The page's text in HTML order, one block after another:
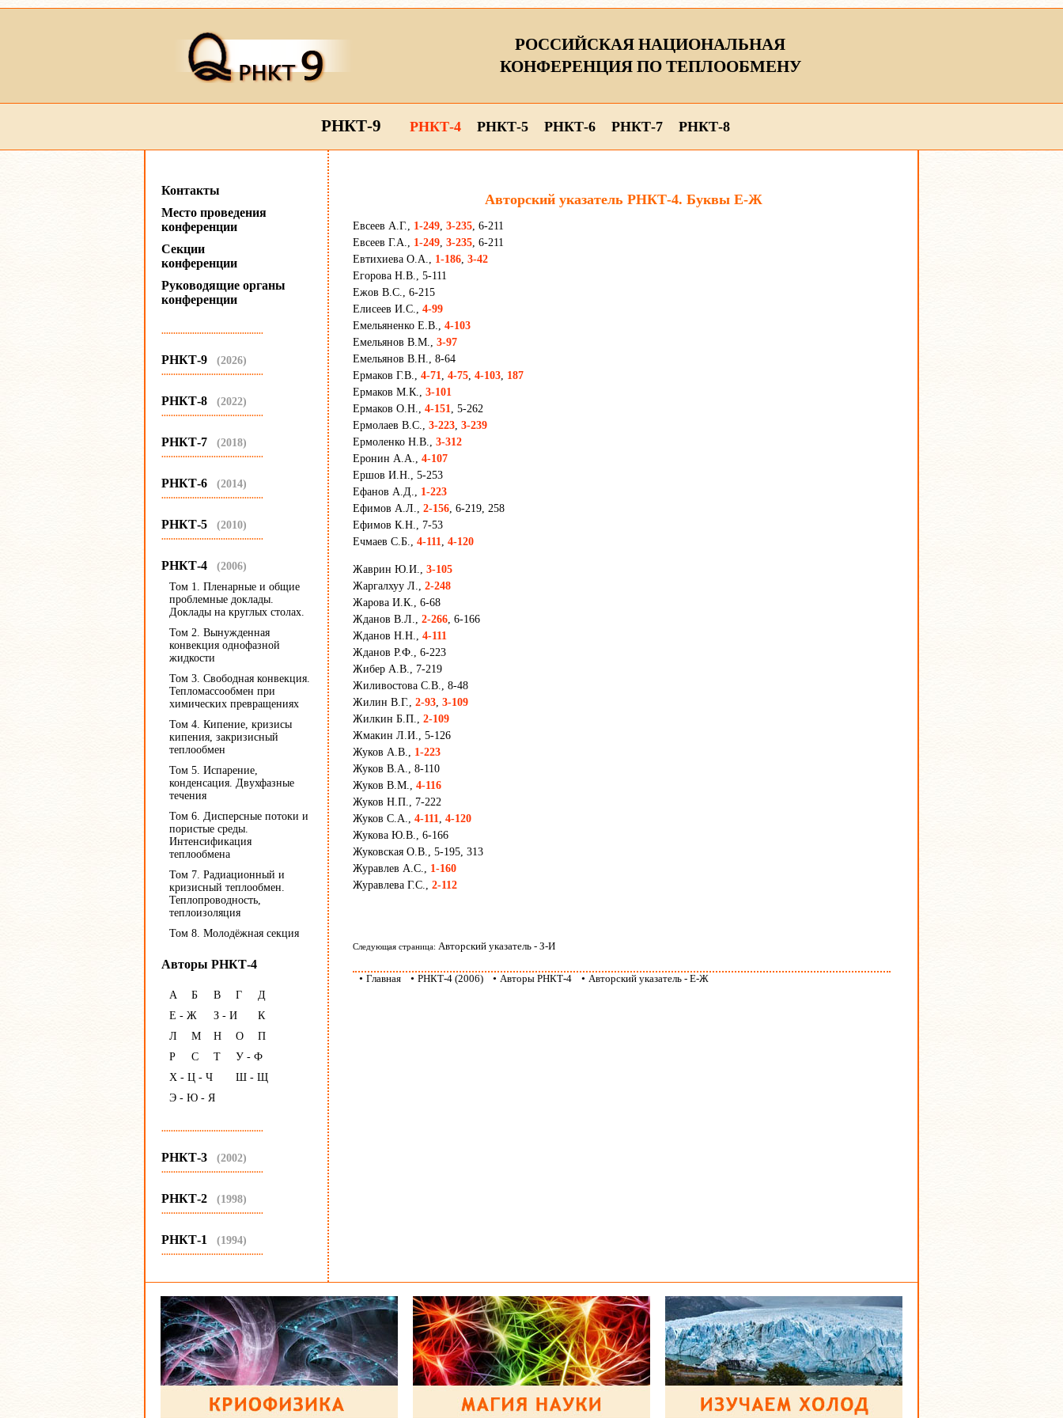
РОССИЙСКАЯ НАЦИОНАЛЬНАЯ
КОНФЕРЕНЦИЯ ПО ТЕПЛООБМЕНУ
РНКТ-9 РНКТ-4 РНКТ-5 РНКТ-6 РНКТ-7 РНКТ-8
Контакты
Место проведения
конференции
Секции
конференции
Руководящие органы
конференции
...........................................
РНКТ-9 (2026)
...........................................
РНКТ-8 (2022)
...........................................
РНКТ-7 (2018)
...........................................
РНКТ-6 (2014)
...........................................
РНКТ-5 (2010)
...........................................
РНКТ-4 (2006)
Том 1. Пленарные и общие
проблемные доклады.
Доклады на круглых столах.
Том 2. Вынужденная
конвекция однофазной
жидкости
Том 3. Свободная конвекция.
Тепломассообмен при
химических превращениях
Том 4. Кипение, кризисы
кипения, закризисный
теплообмен
Том 5. Испарение,
конденсация. Двухфазные
течения
Том 6. Дисперсные потоки и
пористые среды.
Интенсификация
теплообмена
Том 7. Радиационный и
кризисный теплообмен.
Теплопроводность,
теплоизоляция
Том 8. Молодёжная секция
Авторы РНКТ-4
А Б В Г
Д
Е - Ж
З - И
К
Л
М Н О
П
Р
С Т
У - Ф
Х - Ц - Ч
Ш - Щ
Э - Ю - Я
...........................................
РНКТ-3 (2002)
...........................................
РНКТ-2 (1998)
...........................................
РНКТ-1 (1994)
...........................................
Авторский указатель РНКТ-4. Буквы Е-Ж
Евсеев А.Г., 1-249, 3-235, 6-211
Евсеев Г.А., 1-249, 3-235, 6-211
Евтихиева О.А., 1-186, 3-42
Егорова Н.В., 5-111
Ежов В.С., 6-215
Елисеев И.С., 4-99
Емельяненко Е.В., 4-103
Емельянов В.М., 3-97
Емельянов В.Н., 8-64
Ермаков Г.В., 4-71, 4-75, 4-103, 187
Ермаков М.К., 3-101
Ермаков О.Н., 4-151, 5-262
Ермолаев В.С., 3-223, 3-239
Ермоленко Н.В., 3-312
Еронин А.А., 4-107
Ершов И.Н., 5-253
Ефанов А.Д., 1-223
Ефимов А.Л., 2-156, 6-219, 258
Ефимов К.Н., 7-53
Ечмаев С.Б., 4-111, 4-120
Жаврин Ю.И., 3-105
Жаргалхуу Л., 2-248
Жарова И.К., 6-68
Жданов В.Л., 2-266, 6-166
Жданов Н.Н., 4-111
Жданов Р.Ф., 6-223
Жибер А.В., 7-219
Жиливостова С.В., 8-48
Жилин В.Г., 2-93, 3-109
Жилкин Б.П., 2-109
Жмакин Л.И., 5-126
Жуков А.В., 1-223
Жуков В.А., 8-110
Жуков В.М., 4-116
Жуков Н.П., 7-222
Жуков С.А., 4-111, 4-120
Жукова Ю.В., 6-166
Жуковская О.В., 5-195, 313
Журавлев А.С., 1-160
Журавлева Г.С., 2-112
Следующая страница: Авторский указатель - З-И
• Главная • РНКТ-4 (2006) • Авторы РНКТ-4 • Авторский указатель - Е-Ж